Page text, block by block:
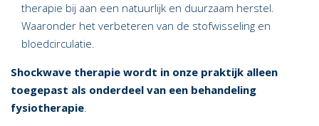
therapie bij aan een natuurlijk en duurzaam herstel.
Waaronder het verbeteren van de stofwisseling en
bloedcirculatie.
Shockwave therapie wordt in onze praktijk alleen
toegepast als onderdeel van een behandeling
fysiotherapie.